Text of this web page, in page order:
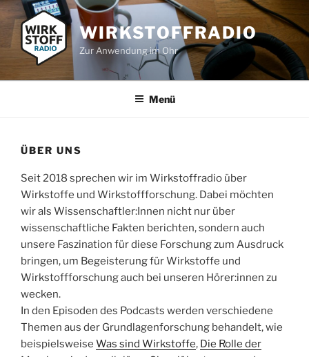
Zum
Inhalt
springen
WIRKSTOFFRADIO
Zur Anwendung im Ohr
Menü
ÜBER UNS
Seit 2018 sprechen wir im Wirkstoffradio über
Wirkstoffe und Wirkstoffforschung. Dabei möchten
wir als Wissenschaftler:Innen nicht nur über
wissenschaftliche Fakten berichten, sondern auch
unsere Faszination für diese Forschung zum Ausdruck
bringen, um Begeisterung für Wirkstoffe und
Wirkstoffforschung auch bei unseren Hörer:innen zu
wecken.
In den Episoden des Podcasts werden verschiedene
Themen aus der Grundlagenforschung behandelt, wie
beispielsweise Was sind Wirkstoffe, Die Rolle der